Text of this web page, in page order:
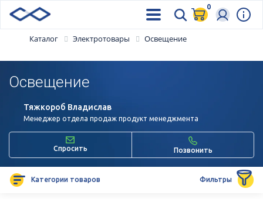
0
Каталог Электротовары Освещение
Освещение
Тяжкороб Владислав
Менеджер отдела продаж продукт менеджмента
Спросить Позвонить
Категории товаров Фильтры